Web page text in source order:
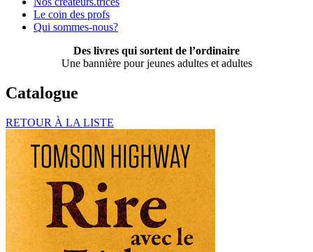
Le coin des profs
Qui sommes-nous?
Des livres qui sortent de l’ordinaire
Une bannière pour jeunes adultes et adultes
Catalogue
RETOUR À LA LISTE